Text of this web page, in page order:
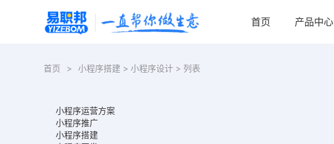
首页 产品中心
首页 > 小程序搭建 > 小程序设计 > 列表
小程序运营方案
小程序推广
小程序搭建